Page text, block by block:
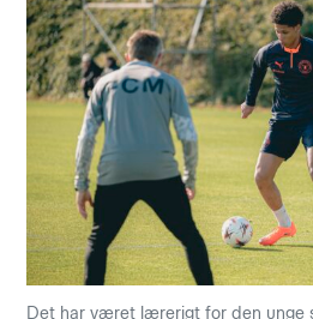
Det har været lærerigt for den unge